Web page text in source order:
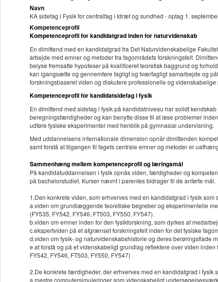
Navn
KA sidefag i Fysik for centralfag i Idræt og sundhed - optag 1.
Kompetenceprofil
Kompetenceprofil for kandidatgrad inden for naturvidenskab
En dimittend med en kandidatgrad fra Det Naturvidenskabelige
arbejde med emner og metoder fra fagområdets forskningsfelt.
belyse fremsatte hypoteser på kvalificeret teoretisk baggrund og
kan igangsætte og gennemføre fagligt og tværfagligt samarbejde og
forskningsbaseret viden og diskutere professionelle og
Kompetenceprofil for kandidatsidefag i fysik
En dimittend med sidefag i fysik på kandidatniveau har solidt
beregningsfærdigheder og kan benytte disse til at løse problemer
udføre fysiske eksperimenter med henblik på gymnasial undervisning.
Med uddannelsens internationale dimension opnår dimittenden
samt forstå at tilgangen til fagets centrale emner og metoder er
Sammenhæng mellem kompetenceprofil og læringsmål
På kandidatuddannelsen i fysik opnås viden, færdigheder og
på bachelorstudiet. Kurser nævnt i parentes bidrager til de anførte mål.
1.Den konkrete viden, som erhverves med en kandidatgrad i fysik som
a.viden om grundlæggende teoretiske begreber og eksperimentelle
(FY535, FY542, FY546, FT503, FY550, FY547)
b.viden om emner inden for den fysikforskning, som dyrkes af
c.ekspertviden på et afgrænset forskningsfelt inden for det fysiske
d.viden om fysik- og naturvidenskabshistorie og deres berøringsflade
e.at forstå og på et videnskabeligt grundlag reflektere over viden
FY542, FY546, FT503, FY550, FY547)
2.De konkrete færdigheder, der erhverves med en kandidatgrad i
a.mestre computersimuleringer som videnskabeligt